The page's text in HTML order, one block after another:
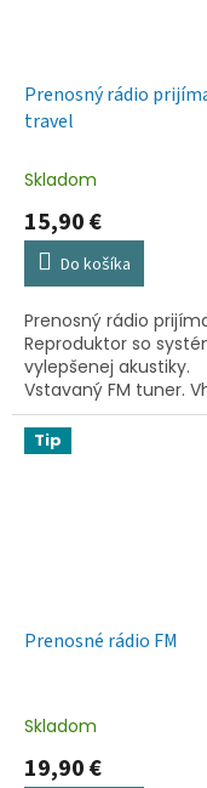
Prenosný rádio
travel
Skladom
15,90 €
Do košíka
Prenosný rádio
Reproduktor so
vylepšenej akustiky.
Vstavaný FM tuner.
na pripojenie k MP3
prehrávaču, PC,
telefónu. Slot pre
Tip
Prenosné rádio FM
Skladom
19,90 €